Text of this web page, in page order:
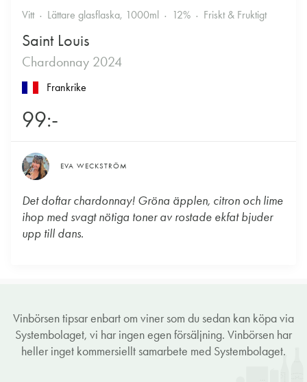
Vitt Lättare glasflaska, 1000ml 12% Friskt & Fruktigt
Saint Louis
Chardonnay 2024
Frankrike
99:-
EVA WECKSTRÖM
Det doftar chardonnay! Gröna äpplen, citron och lime
ihop med svagt nötiga toner av rostade ekfat bjuder
upp till dans.
Vinbörsen tipsar enbart om viner som du sedan kan köpa via
Systembolaget, vi har ingen egen försäljning. Vinbörsen har
heller inget kommersiellt samarbete med Systembolaget.